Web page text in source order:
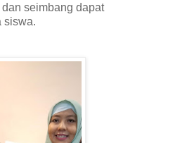
seimbang dapat
siswa.